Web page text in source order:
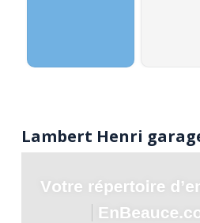
Lambert Henri